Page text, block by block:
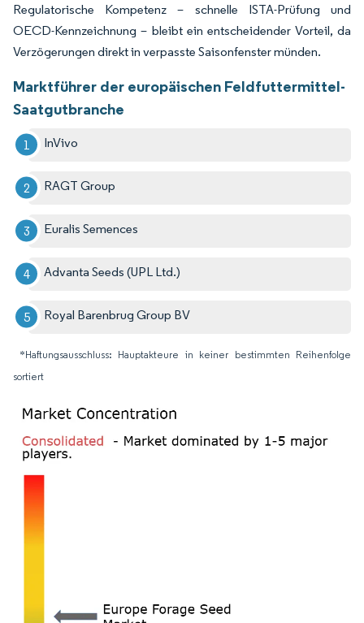
Regulatorische Kompetenz – schnelle ISTA-Prüfung und
OECD-Kennzeichnung – bleibt ein entscheidender Vorteil, da
Verzögerungen direkt in verpasste Saisonfenster münden.
Marktführer der europäischen Feldfuttermittel-
Saatgutbranche
InVivo
RAGT Group
Euralis Semences
Advanta Seeds (UPL Ltd.)
Royal Barenbrug Group BV
*Haftungsausschluss: Hauptakteure in keiner bestimmten Reihenfolge
sortiert